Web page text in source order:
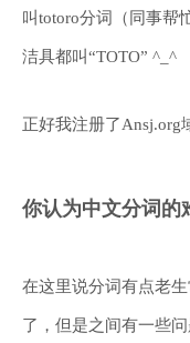
叫totoro分词（同事帮
洁具都叫“TOTO” ^_^
正好我注册了Ansj.org
你认为中文分词的
在这里说分词有点老
了，但是之间有一些